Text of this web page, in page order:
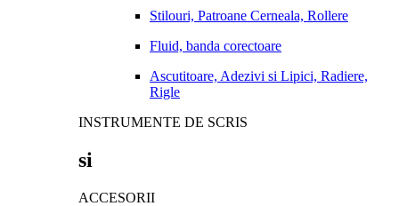
Stilouri, Patroane Cerneala, Rollere
Fluid, banda corectoare
Ascutitoare, Adezivi si Lipici, Radiere,
Rigle
INSTRUMENTE DE SCRIS
si
ACCESORII